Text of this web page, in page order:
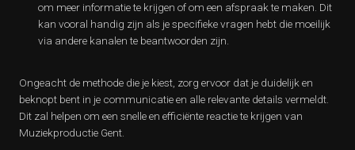
om meer informatie te krijgen of om een afspraak te maken. Dit
kan vooral handig zijn als je specifieke vragen hebt die moeilijk
via andere kanalen te beantwoorden zijn.
Ongeacht de methode die je kiest, zorg ervoor dat je duidelijk en
beknopt bent in je communicatie en alle relevante details vermeldt.
Dit zal helpen om een snelle en efficiënte reactie te krijgen van
Muziekproductie Gent.